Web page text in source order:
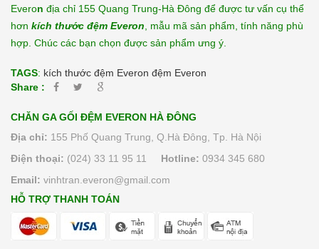
Everon địa chỉ 155 Quang Trung-Hà Đông để được tư vấn cụ thể
hơn kích thước đệm Everon, mẫu mã sản phẩm, tính năng phù
hợp. Chúc các bạn chọn được sản phẩm ưng ý.
TAGS: kích thước đệm Everon đệm Everon
Share :
CHĂN GA GỐI ĐỆM EVERON HÀ ĐÔNG
Địa chỉ: 155 Phố Quang Trung, Q.Hà Đông, Tp. Hà Nội
Điện thoại: (024) 33 11 95 11 Hotline: 0934 345 680
Email: vinhtran.everon@gmail.com
HỖ TRỢ THANH TOÁN